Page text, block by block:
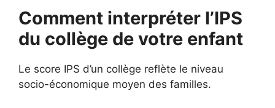
Comment interpréter l’IPS
du collège de votre enfant
Le score IPS d’un collège reflète le niveau
socio-économique moyen des familles.